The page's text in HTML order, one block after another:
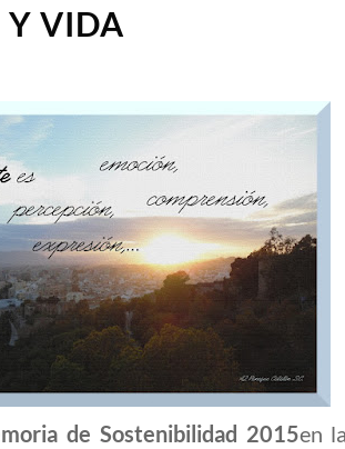
Y VIDA
de Sostenibilidad 2015en